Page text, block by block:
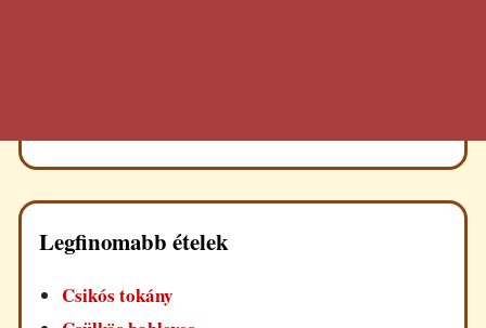
Legfinomabb ételek
Csikós tokány